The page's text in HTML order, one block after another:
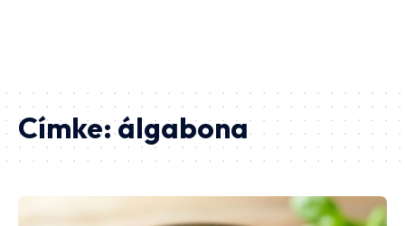
Címke:álgabona